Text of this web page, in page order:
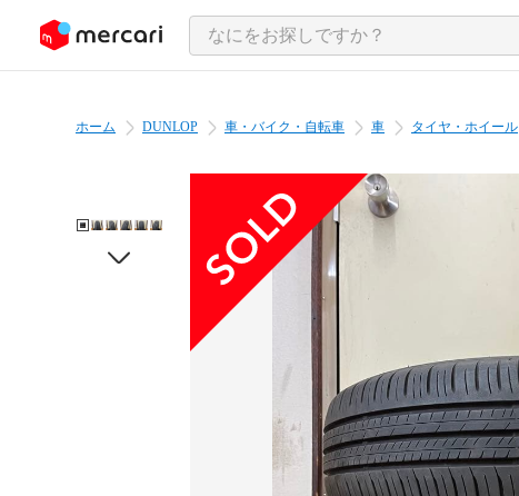
ツにスキップ
ホーム DUNLOP 車・バイク・自転車 車 タイヤ・ホイール